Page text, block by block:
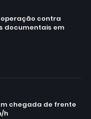
contra
documentais em
chegada de frente
h